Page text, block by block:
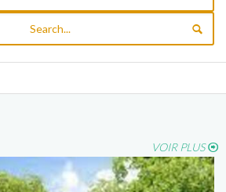
VOIR PLUS